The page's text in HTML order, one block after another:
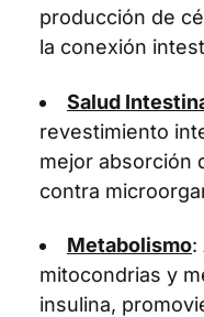
producción de
la conexión
Salud
revestimiento
mejor absorción
contra
Metabolismo:
mitocondrias y
insulina,